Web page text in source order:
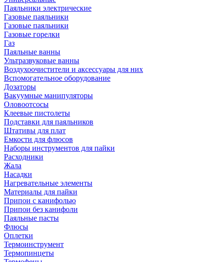
Паяльники электрические
Газовые паяльники
Газовые паяльники
Газовые горелки
Газ
Паяльные ванны
Ультразвуковые ванны
Воздухоочистители и аксессуары для них
Вспомогательное оборудование
Дозаторы
Вакуумные манипуляторы
Оловоотсосы
Клеевые пистолеты
Подставки для паяльников
Штативы для плат
Емкости для флюсов
Наборы инструментов для пайки
Расходники
Жала
Насадки
Нагревательные элементы
Материалы для пайки
Припои с канифолью
Припои без канифоли
Паяльные пасты
Флюсы
Оплетки
Термоинструмент
Термопинцеты